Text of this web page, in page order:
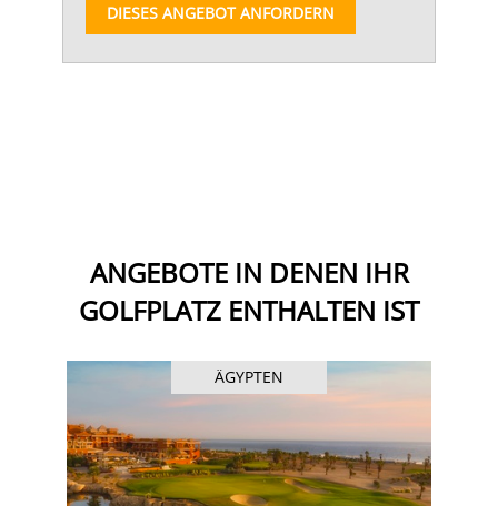
DIESES ANGEBOT ANFORDERN
ANGEBOTE IN DENEN IHR
GOLFPLATZ ENTHALTEN IST
ÄGYPTEN